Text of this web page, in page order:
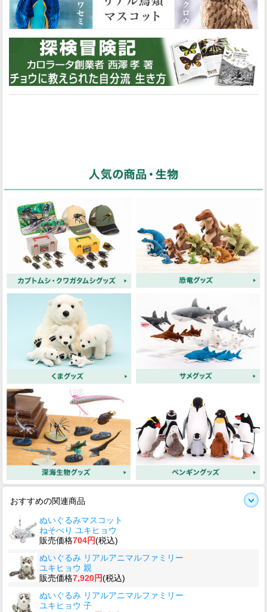
おすすめの関連商品
ぬいぐるみマスコット
ねそべり ユキヒョウ
販売価格704円(税込)
ぬいぐるみ リアルアニマルファミリー
ユキヒョウ 親
販売価格7,920円(税込)
ぬいぐるみ リアルアニマルファミリー
ユキヒョウ 子